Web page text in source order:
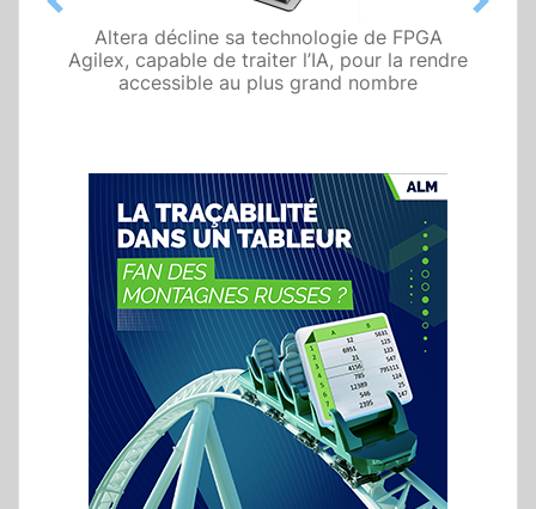
Altera décline sa technologie de FPGA
Agilex, capable de traiter l’IA, pour la rendre
accessible au plus grand nombre
Previous Next